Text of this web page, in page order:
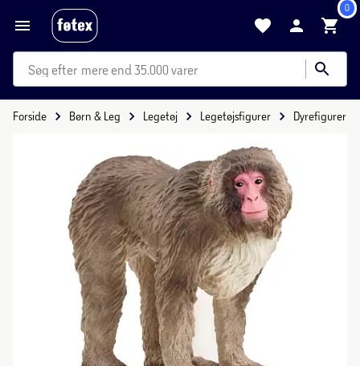
0
mere end 35.000 varer
Forside Børn & Leg Legetøj Legetøjsfigurer Dyrefigurer